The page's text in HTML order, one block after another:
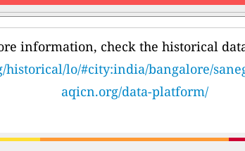
information, check the historical
historical/lo/#city:india/bangalore/
aqicn.org/data-platform/